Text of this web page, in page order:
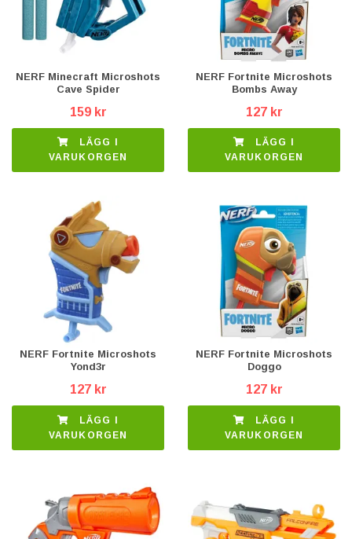
NERF Minecraft Microshots
Cave Spider
159 kr
VARUKORGEN
NERF Fortnite Microshots
Bombs Away
127 kr
VARUKORGEN
NERF Fortnite Microshots
Yond3r
127 kr
VARUKORGEN
NERF Fortnite Microshots
Doggo
127 kr
VARUKORGEN